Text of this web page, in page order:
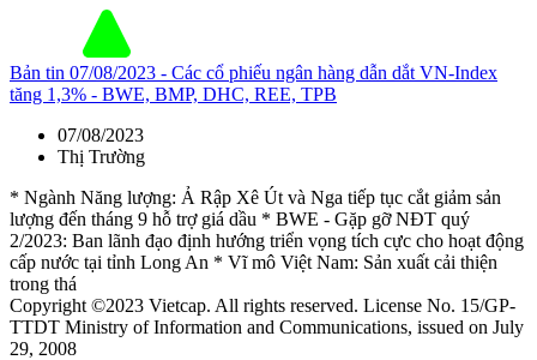
Bản tin 07/08/2023 - Các cổ phiếu ngân hàng dẫn dắt VN-Index
tăng 1,3% - BWE, BMP, DHC, REE, TPB
07/08/2023
Thị Trường
* Ngành Năng lượng: Ả Rập Xê Út và Nga tiếp tục cắt giảm sản
lượng đến tháng 9 hỗ trợ giá dầu * BWE - Gặp gỡ NĐT quý
2/2023: Ban lãnh đạo định hướng triển vọng tích cực cho hoạt động
cấp nước tại tỉnh Long An * Vĩ mô Việt Nam: Sản xuất cải thiện
trong thá
Copyright ©2023 Vietcap. All rights reserved. License No. 15/GP-
TTDT Ministry of Information and Communications, issued on July
29, 2008